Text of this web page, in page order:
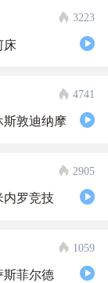
3223
床
4741
斯敦迪纳摩
2905
内罗竞技
1059
斯菲尔德